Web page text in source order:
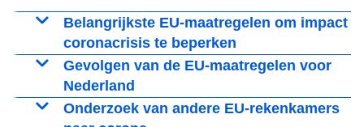
Belangrijkste EU-maatregelen om impact
coronacrisis te beperken
De EU heeft een groot aantal maatregelen
genomen – op verschillende beleidsterreinen –
om de impact van de coronacrisis in de lidstaten
Gevolgen van de EU-maatregelen voor
Nederland
Onderzoek van andere EU-rekenkamers